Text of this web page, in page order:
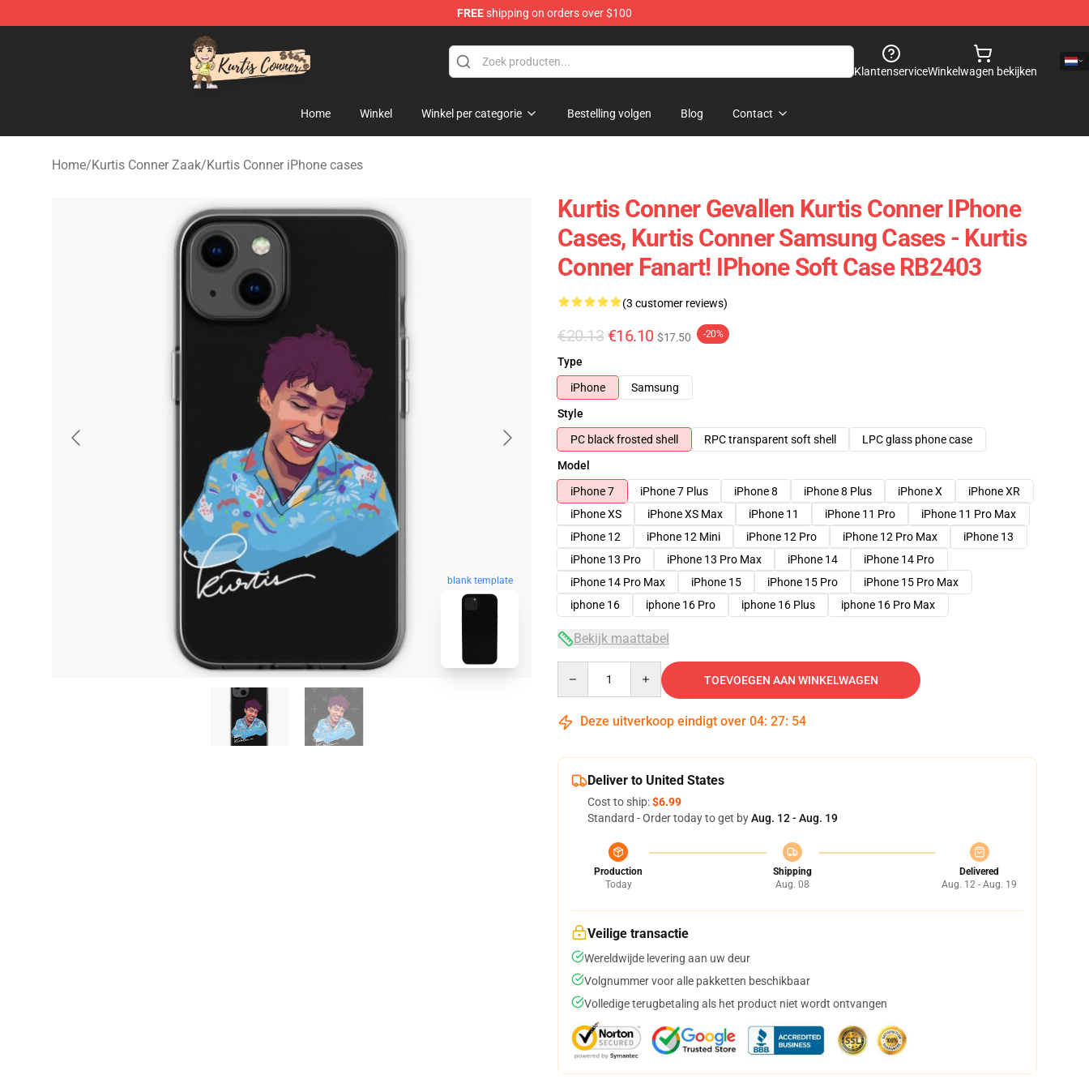
FREEshipping on orders over $100
Kurtis Conner Store - Official Kurtis Conner Merchandise Shop
KlantenserviceWinkelwagen bekijken
Home Winkel Winkel per categorie Bestelling volgen Blog Contact
Home/Kurtis Conner Zaak/Kurtis Conner iPhone cases
blank template
Kurtis Conner Gevallen Kurtis Conner IPhone
Cases, Kurtis Conner Samsung Cases - Kurtis
Conner Fanart! IPhone Soft Case RB2403
(3 customer reviews)
€20.13 €16.10 $17.50 -20%
Type
iPhone
Samsung
Style
PC black frosted shell
RPC transparent soft shell
LPC glass phone case
Model
iPhone 7
iPhone 7 Plus iPhone 8 iPhone 8 Plus iPhone X
iPhone XR
iPhone XS
iPhone XS Max iPhone 11 iPhone 11 Pro
iPhone 11 Pro Max
iPhone 12
iPhone 12 Mini iPhone 12 Pro iPhone 12 Pro Max
iPhone 13
iPhone 13 Pro
iPhone 13 Pro Max iPhone 14
iPhone 14 Pro
iPhone 14 Pro Max
iPhone 15 iPhone 15 Pro
iPhone 15 Pro Max
iphone 16
iphone 16 Pro iphone 16 Plus iphone 16 Pro Max
Bekijk maattabel
TOEVOEGEN AAN WINKELWAGEN
Deze uitverkoop eindigt over 04: 27: 53
Deliver to United States
Cost to ship:$6.99
Standard - Order today to get byAug. 12 - Aug. 19
Production
Today
Shipping
Aug. 08
Delivered
Aug. 12 - Aug. 19
Veilige transactie
Wereldwijde levering aan uw deur
Volgnummer voor alle pakketten beschikbaar
Volledige terugbetaling als het product niet wordt ontvangen